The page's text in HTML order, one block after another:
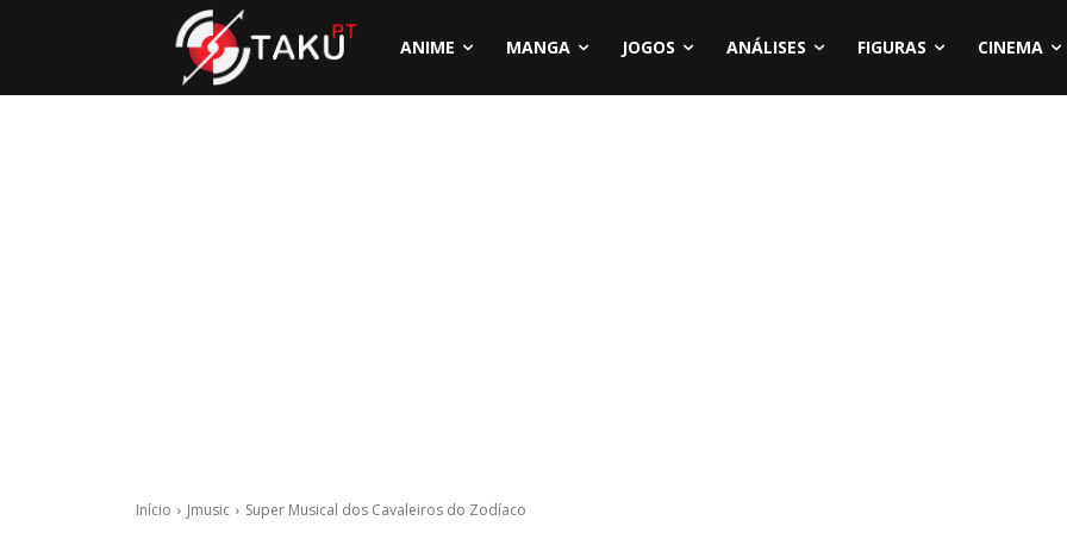
ANIME MANGA JOGOS ANÁLISES FIGURAS CINEMA
Início Jmusic Super Musical dos Cavaleiros do Zodíaco